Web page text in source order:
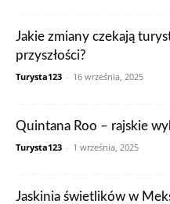
Jakie zmiany czekają
przyszłości?
Turysta123 - 16 września, 2025
Quintana Roo – rajskie
Turysta123 - 1 września, 2025
Jaskinia świetlików w